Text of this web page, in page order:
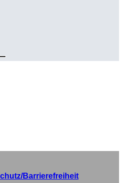
Barrierefreiheit